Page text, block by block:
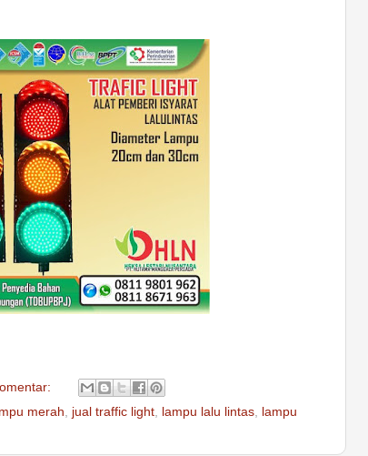
merah, jual traffic light, lampu lalu lintas, lampu